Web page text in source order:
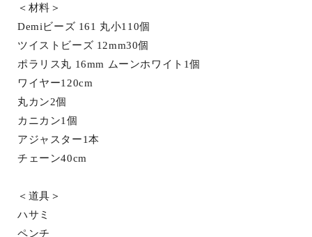
＜材料＞
Demiビーズ 161 丸小110個
ツイストビーズ 12mm30個
ポラリス丸 16mm ムーンホワイト1個
ワイヤー120cm
丸カン2個
カニカン1個
アジャスター1本
チェーン40cm
＜道具＞
ハサミ
ペンチ